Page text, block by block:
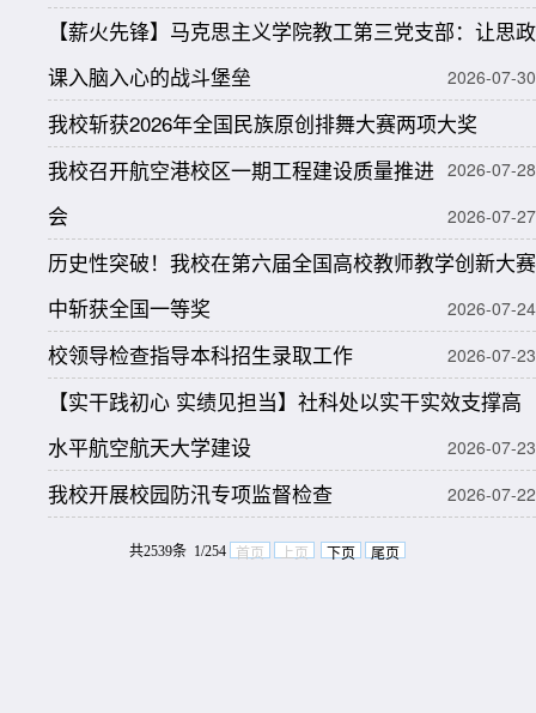
【薪火先锋】马克思主义学院教工第三党支部：让思政
课入脑入心的战斗堡垒
2026-07-30
我校斩获2026年全国民族原创排舞大赛两项大奖
2026-07-28
我校召开航空港校区一期工程建设质量推进
会
2026-07-27
历史性突破！我校在第六届全国高校教师教学创新大赛
中斩获全国一等奖
2026-07-24
校领导检查指导本科招生录取工作 2026-07-23
【实干践初心 实绩见担当】社科处以实干实效支撑高
水平航空航天大学建设
2026-07-23
我校开展校园防汛专项监督检查 2026-07-22
共2539条 1/254 首页 上页 下页 尾页